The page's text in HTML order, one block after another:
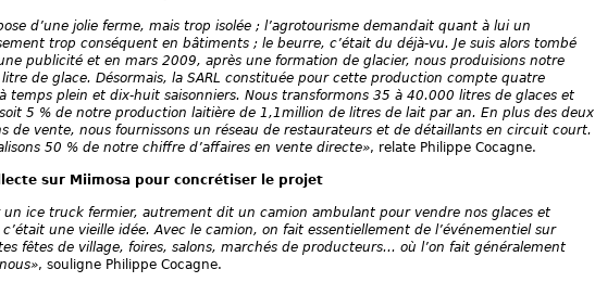
d’une jolie ferme, mais trop isolée ; l’agrotourisme demandait quant à lui un
trop conséquent en bâtiments ; le beurre, c’était du déjà-vu. Je suis alors tombé
publicité et en mars 2009, après une formation de glacier, nous produisions notre
de glace. Désormais, la SARL constituée pour cette production compte quatre
temps plein et dix-huit saisonniers. Nous transformons 35 à 40.000 litres de glaces et
5 % de notre production laitière de 1,1million de litres de lait par an. En plus des deux
de vente, nous fournissons un réseau de restaurateurs et de détaillants en circuit court.
50 % de notre chiffre d’affaires en vente directe», relate Philippe Cocagne.
sur Miimosa pour concrétiser le projet
un ice truck fermier, autrement dit un camion ambulant pour vendre nos glaces et
une vieille idée. Avec le camion, on fait essentiellement de l’événementiel sur
fêtes de village, foires, salons, marchés de producteurs... où l’on fait généralement
, souligne Philippe Cocagne.